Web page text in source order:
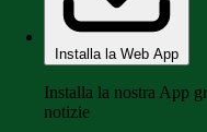
Installa la Web App
Installa la nostra App
notizie